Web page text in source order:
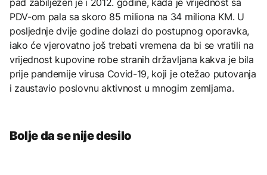
pad zabilježen je i 2012. godine, kada je vrijednost sa
PDV-om pala sa skoro 85 miliona na 34 miliona KM. U
posljednje dvije godine dolazi do postupnog oporavka,
iako će vjerovatno još trebati vremena da bi se vratili na
vrijednost kupovine robe stranih državljana kakva je bila
prije pandemije virusa Covid-19, koji je otežao putovanja
i zaustavio poslovnu aktivnost u mnogim zemljama.
Bolje da se nije desilo